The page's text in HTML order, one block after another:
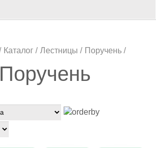
Каталог Лестницы Поручень
Поручень